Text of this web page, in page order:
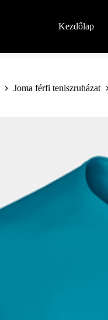
Kezdőlap
Joma férfi teniszruházat